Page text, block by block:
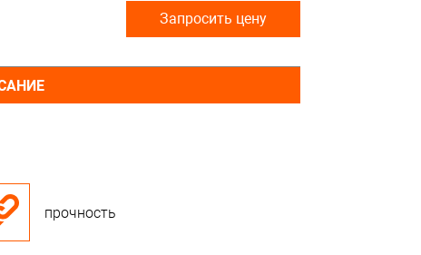
Запросить цену
прочность